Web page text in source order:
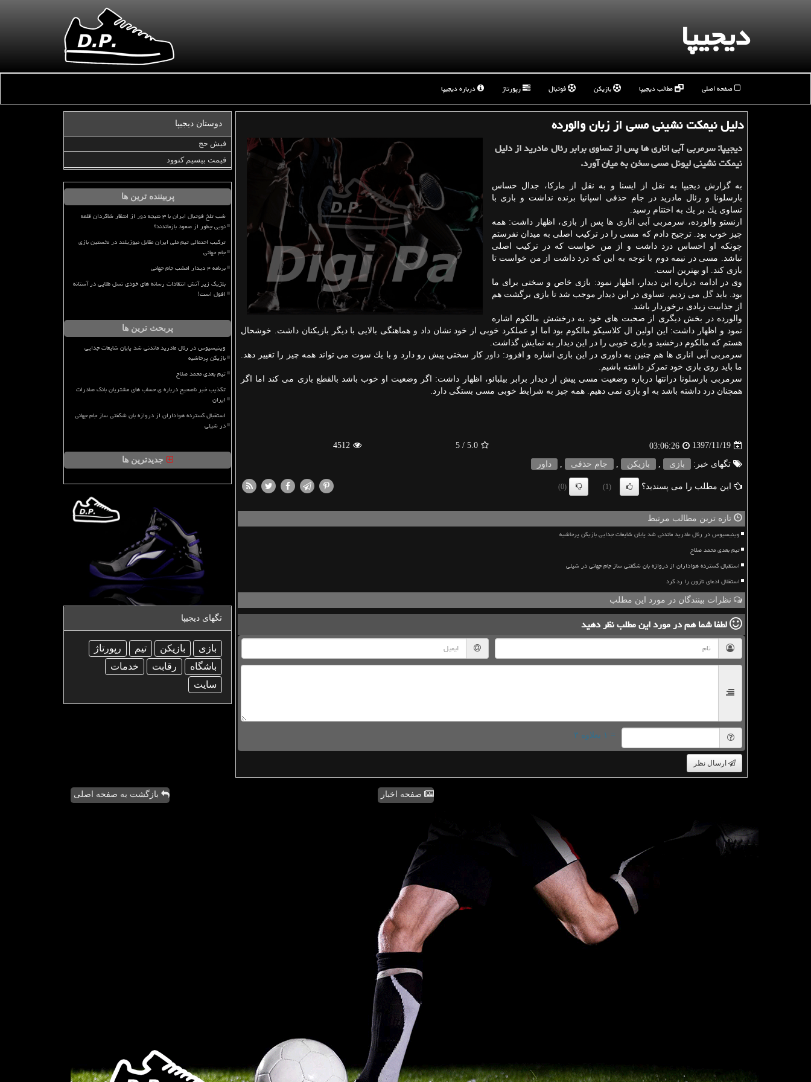
دیجیپا
صفحه اصلی مطالب دیجیپا بازیکن فوتبال رپورتاژ درباره دیجیپا
دلیل نیمكت نشینی مسی از زبان والورده
دیجیپا: سرمربی آبی اناری ها پس از تساوی برابر رئال مادرید از دلیل
نیمكت نشینی لیونل مسی سخن به میان آورد.
به گزارش دیجیپا به نقل از ایسنا و به نقل از ماركا، جدال حساس
بارسلونا و رئال مادرید در جام حذفی اسپانیا برنده نداشت و بازی با
تساوی یك بر یك به اختتام رسید.
ارنستو والورده، سرمربی آبی اناری ها پس از بازی، اظهار داشت: همه
چیز خوب بود. ترجیح دادم كه مسی را در تركیب اصلی به میدان نفرستم
چونكه او احساس درد داشت و از من خواست كه در تركیب اصلی
نباشد. مسی در نیمه دوم با توجه به این كه درد داشت از من خواست تا
بازی كند. او بهترین است.
وی در ادامه درباره این دیدار، اظهار نمود: بازی خاص و سختی برای ما
بود. بایدگل می زدیم. تساوی در این دیدار موجب شد تا بازی برگشت هم
از جذابیت زیادی برخوردار باشد.
والورده در بخش دیگری از صحبت های خود به درخشش مالكوم اشاره
نمود و اظهار داشت: این اولین ال كلاسیكو مالكوم بود اما او عملكرد خوبی از خود نشان داد و هماهنگی بالایی با دیگر بازیكنان داشت. خوشحال
هستم كه مالكوم درخشید و بازی خوبی را در این دیدار به نمایش گذاشت.
سرمربی آبی اناری ها هم چنین به داوری در این بازی اشاره و افزود: داور كار سختی پیش رو دارد و با یك سوت می تواند همه چیز را تغییر دهد.
ما باید روی بازی خود تمركز داشته باشیم.
سرمربی بارسلونا درانتها درباره وضعیت مسی پیش از دیدار برابر بیلبائو، اظهار داشت: اگر وضعیت او خوب باشد بالقطع بازی می كند اما اگر
همچنان درد داشته باشد به او بازی نمی دهیم. همه چیز به شرایط خوبی مسی بستگی دارد.
1397/11/19
03:06:26
5.0
/ 5
4512
تگهای خبر: بازی بازیكن جام حذفی داور
این مطلب را می پسندید؟ (1)
(0)
تازه ترین مطالب مرتبط
وینیسیوس در رئال مادرید ماندنی شد پایان شایعات جدایی بازیکن پرحاشیه
تیم بعدی محمد صلاح
استقبال گسترده هواداران از دروازه بان شگفتی ساز جام جهانی در شیلی
استقلال ادعای نازون را رد کرد
نظرات بینندگان در مورد این مطلب
لطفا شما همدر مورد این مطلبنظر دهید
= ۱ بعلاوه ۳
ارسال نظر
دوستان دیجیپا
فیش حج
قیمت بیسیم کنوود
پربیننده ترین ها
شب تلخ فوتبال ایران با ۳ نتیجه دور از انتظار شاگردان قلعه
نویی چطور از صعود بازماندند؟
ترکیب احتمالی تیم ملی ایران مقابل نیوزیلند در نخستین بازی
جام جهانی
برنامه ۴ دیدار امشب جام جهانی
بلژیک زیر آتش انتقادات رسانه های خودی نسل طلایی در آستانه
افول است!
پربحث ترین ها
وینیسیوس در رئال مادرید ماندنی شد پایان شایعات جدایی
بازیکن پرحاشیه
تیم بعدی محمد صلاح
تکذیب خبر ناصحیح درباره ی حساب های مشتریان بانک صادرات
ایران
استقبال گسترده هواداران از دروازه بان شگفتی ساز جام جهانی
در شیلی
جدیدترین ها
تگهای دیجیپا
بازی بازیكن تیم
رپورتاژ
باشگاه
رقابت
خدمات
سایت
صفحه اخبار بازگشت به صفحه اصلی